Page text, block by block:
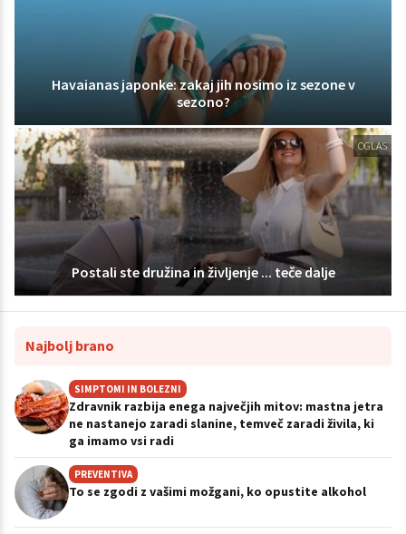
Havaianas japonke: zakaj jih nosimo iz sezone v
sezono?
OGLAS
Postali ste družina in življenje ... teče dalje
Najbolj brano
SIMPTOMI IN BOLEZNI
Zdravnik razbija enega največjih mitov: mastna jetra
ne nastanejo zaradi slanine, temveč zaradi živila, ki
ga imamo vsi radi
PREVENTIVA
To se zgodi z vašimi možgani, ko opustite alkohol